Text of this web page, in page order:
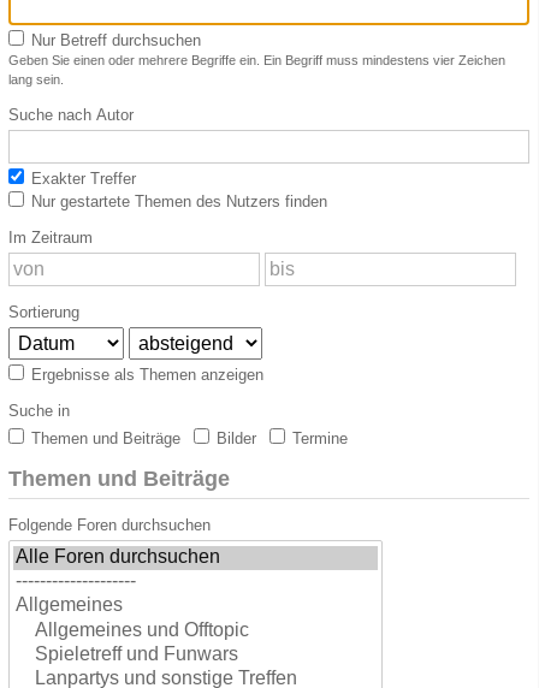
Nur Betreff durchsuchen
Geben Sie einen oder mehrere Begriffe ein. Ein Begriff muss mindestens vier Zeichen
lang sein.
Suche nach Autor
Exakter Treffer
Nur gestartete Themen des Nutzers finden
Im Zeitraum
Sortierung
Ergebnisse als Themen anzeigen
Suche in
Themen und Beiträge
Bilder Termine
Themen und Beiträge
Folgende Foren durchsuchen